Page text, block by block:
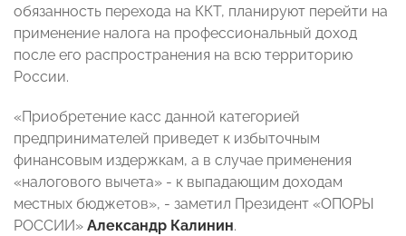
обязанность перехода на ККТ, планируют перейти на
применение налога на профессиональный доход
после его распространения на всю территорию
России.
«Приобретение касс данной категорией
предпринимателей приведет к избыточным
финансовым издержкам, а в случае применения
«налогового вычета» - к выпадающим доходам
местных бюджетов», - заметил Президент «ОПОРЫ
РОССИИ» Александр Калинин.